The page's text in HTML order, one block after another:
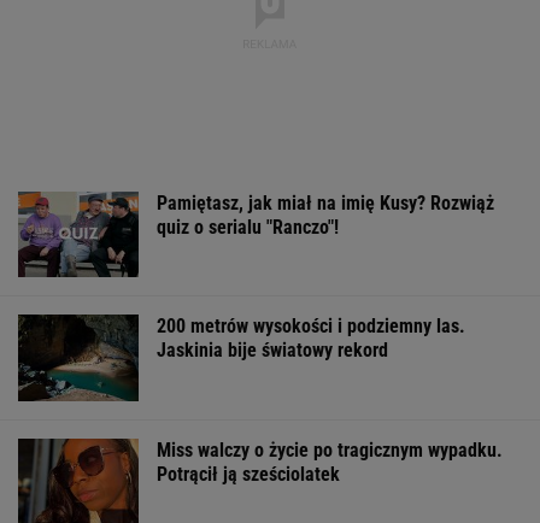
Pamiętasz, jak miał na imię Kusy? Rozwiąż
quiz o serialu "Ranczo"!
200 metrów wysokości i podziemny las.
Jaskinia bije światowy rekord
Miss walczy o życie po tragicznym wypadku.
Potrącił ją sześciolatek